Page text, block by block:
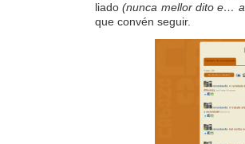
liado(nunca mellor dito e…
que convén seguir.